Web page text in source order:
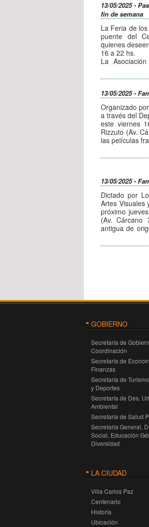
lunes de 18 a
16 a 18 hs.),
(miércoles.
folklore
10:30 a
reparación
reparación de
Los
Cabe recordar
puesto en
objetivo de
servicios y
13/05/2025 -
fin de semana
La Feria de
puente del
quienes
16 a 22 hs.
La
Cultural
y Artesanos
13/05/2025 -
Organizado
a través del
este viernes
Rizzuto (Av.
las películas
Esta
Raúl
La entrada a
13/05/2025 -
Dictado por
Artes Visuales
próximo
(Av. Cárcano
antigua de
Para
GOBIERNO
Secretaría de
Coordinación
Secretaría de
Finanzas
Secretaría de
y Deportes
Secretaría de Des.
Ambiental
Secretaría de Salud
Secretaria General,
Social, Educación
Diversidad
LA CIUDAD
Villa Carlos Paz
Centenario
Historia
Ubicación